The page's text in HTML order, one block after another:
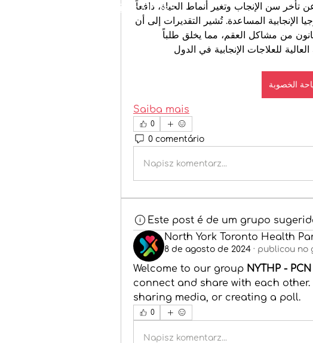
الخصوبة
Saiba mais
0
0 comentário
Napisz komentarz...
Este post é de um grupo
North York Toronto Health
8 de agosto de 2024 · publicou no
Welcome to our group NYTHP -
connect and share with each
sharing media, or creating a poll.
0
Napisz komentarz...
privacidade|